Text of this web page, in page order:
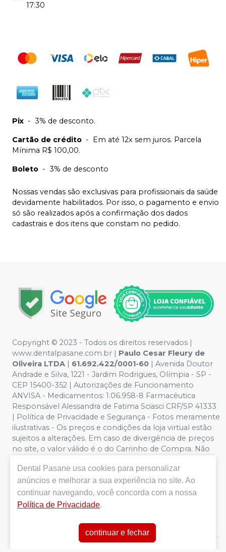
17:30
Pix - 3% de desconto.
Cartão de crédito -
Em até 12x sem juros. Parcela
Mínima R$ 100,00.
Boleto - 3% de desconto
Nossas vendas são exclusivas para profissionais da saúde
devidamente habilitados. Por isso, o pagamento e envio
só são realizados após a confirmação dos dados
cadastrais e dos itens que constam no pedido.
Copyright © 2023 - Todos os direitos reservados |
www.dentalpasane.com.br | Paulo Cesar Fleury de
Oliveira LTDA | 61.692.422/0001-60 | Avenida Doutor
Andrade e Silva, 1221 - Jardim Rodrigues, Olímpia - SP -
CEP 15400-352 | Autorizações de Funcionamento
ANVISA - Medicamentos: 1.06.958-8 Farmacêutica
Responsável Alessandra de Fatima Sciasci CRF/SP 41333
| Política de Privacidade e Segurança - Fotos meramente
ilustrativas - Os preços e condições da loja virtual estão
sujeitos a alterações. Em caso de divergência de preços
no site, o valor válido é o do Carrinho de Compra. Não
direito de não atender compras de grandes volumes
pelo site.Importante:Ofertas válidas enquanto
durarem os estoques. Vendas sujeitas a análise,
disponibilidade e confirmação de dados pela Dental
PARA OFERTAS DA CATEGORIA SALDÃO.
Dental Pasane usa cookies para personalizar
anúncios e melhorar a sua experiência no site. Ao
continuar navegando, você concorda com a nossa
Política de Privacidade.
continuar e fechar